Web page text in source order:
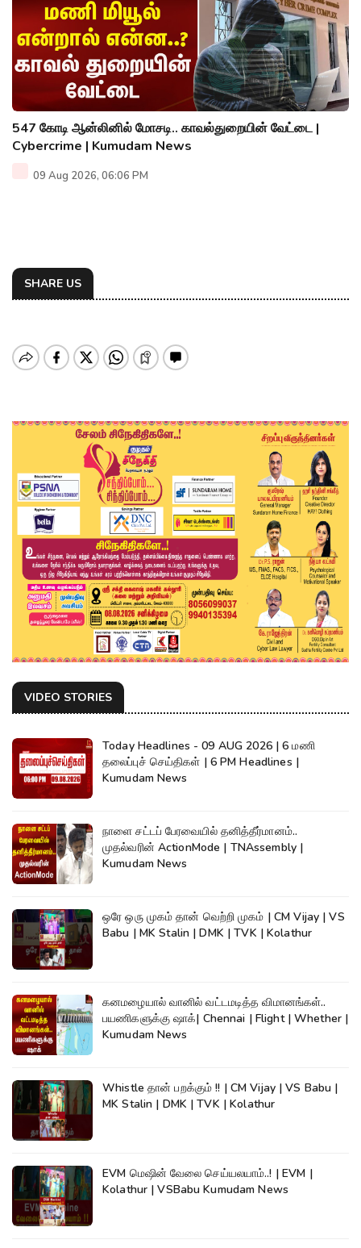
547 கோடி ஆன்லினில் மோசடி.. காவல்துறையின் வேட்டை |
Cybercrime | Kumudam News
09 Aug 2026, 06:06 PM
SHARE US
VIDEO STORIES
Today Headlines - 09 AUG 2026 | 6 மணி
தலைப்புச் செய்திகள் | 6 PM Headlines |
Kumudam News
நாளை சட்டப் பேரவையில் தனித்தீர்மானம்..
முதல்வரின் ActionMode | TNAssembly |
Kumudam News
ஒரே ஒரு முகம் தான் வெற்றி முகம் | CM Vijay | VS
Babu | MK Stalin | DMK | TVK | Kolathur
கனமழையால் வானில் வட்டமடித்த விமானங்கள்..
பயணிகளுக்கு ஷாக்| Chennai | Flight | Whether |
Kumudam News
Whistle தான் பறக்கும் !! | CM Vijay | VS Babu |
MK Stalin | DMK | TVK | Kolathur
EVM மெஷின் வேலை செய்யலயாம்..! | EVM |
Kolathur | VSBabu Kumudam News